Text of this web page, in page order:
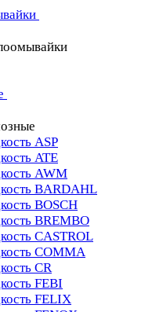
ASP
ATE
AWM
BARDAHL
BOSCH
BREMBO
CASTROL
COMMA
CR
FEBI
FELIX